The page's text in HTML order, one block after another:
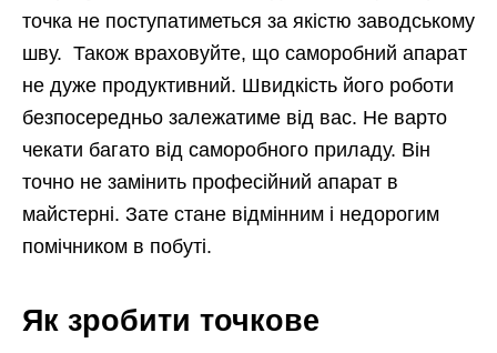
точка не поступатиметься за якістю заводському
шву. Також враховуйте, що саморобний апарат
не дуже продуктивний. Швидкість його роботи
безпосередньо залежатиме від вас. Не варто
чекати багато від саморобного приладу. Він
точно не замінить професійний апарат в
майстерні. Зате стане відмінним і недорогим
помічником в побуті.
Як зробити точкове